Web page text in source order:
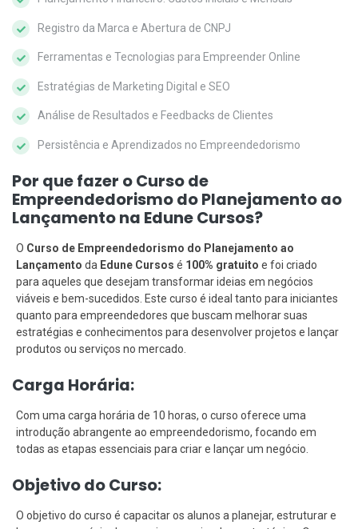
Registro da Marca e Abertura de CNPJ
Ferramentas e Tecnologias para Empreender Online
Estratégias de Marketing Digital e SEO
Análise de Resultados e Feedbacks de Clientes
Persistência e Aprendizados no Empreendedorismo
Por que fazer o Curso de
Empreendedorismo do Planejamento ao
Lançamento na Edune Cursos?
O Curso de Empreendedorismo do Planejamento ao
Lançamento da Edune Cursos é 100% gratuito e foi criado
para aqueles que desejam transformar ideias em negócios
viáveis e bem-sucedidos. Este curso é ideal tanto para iniciantes
quanto para empreendedores que buscam melhorar suas
estratégias e conhecimentos para desenvolver projetos e lançar
produtos ou serviços no mercado.
Carga Horária:
Com uma carga horária de 10 horas, o curso oferece uma
introdução abrangente ao empreendedorismo, focando em
todas as etapas essenciais para criar e lançar um negócio.
Objetivo do Curso:
O objetivo do curso é capacitar os alunos a planejar, estruturar e